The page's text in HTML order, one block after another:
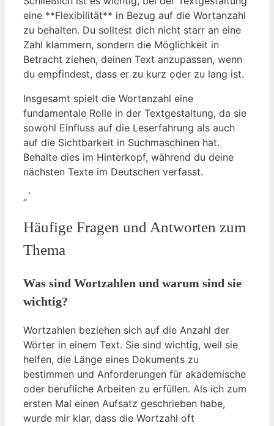
eine **Flexibilität** in Bezug auf die Wortanzahl
zu behalten. Du solltest dich nicht starr an eine
Zahl klammern, sondern die Möglichkeit in
Betracht ziehen, deinen Text anzupassen, wenn
du empfindest, dass er zu kurz oder zu lang ist.
Insgesamt spielt die Wortanzahl eine
fundamentale Rolle in der Textgestaltung, da sie
sowohl Einfluss auf die Leserfahrung als auch
auf die Sichtbarkeit in Suchmaschinen hat.
Behalte dies im Hinterkopf, während du deine
nächsten Texte im Deutschen verfasst.
„`
Häufige Fragen und Antworten zum
Thema
Was sind Wortzahlen und warum sind sie
wichtig?
Wortzahlen beziehen sich auf die Anzahl der
Wörter in einem Text. Sie sind wichtig, weil sie
helfen, die Länge eines Dokuments zu
bestimmen und Anforderungen für akademische
oder berufliche Arbeiten zu erfüllen. Als ich zum
ersten Mal einen Aufsatz geschrieben habe,
wurde mir klar, dass die Wortzahl oft